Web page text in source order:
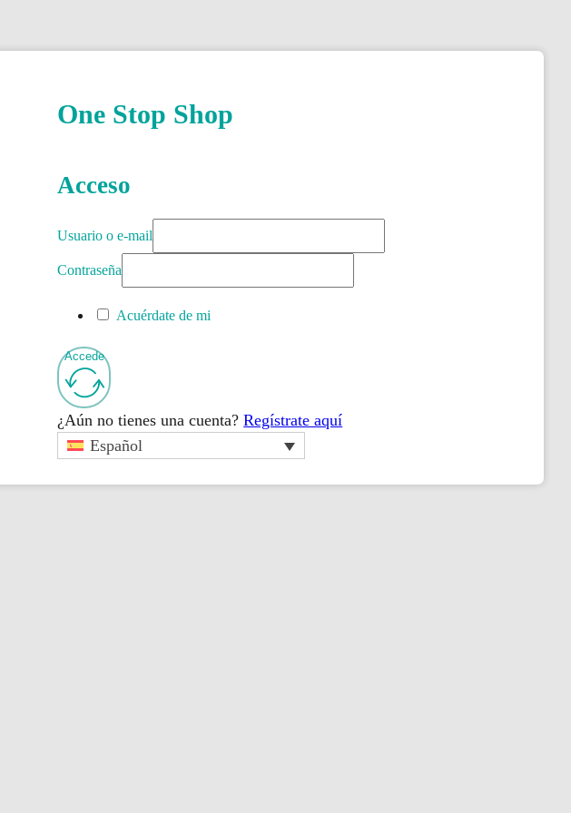
One Stop Shop
Acceso
Usuario o e-mail
Contraseña
Acuérdate de mi
Accede
¿Aún no tienes una cuenta?Regístrate aquí
Español